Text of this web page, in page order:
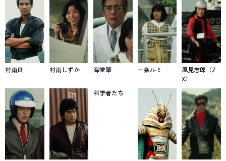
村雨良 村雨しずか 海堂肇 一条ルミ
風見志郎（Z
X）
科学者たち